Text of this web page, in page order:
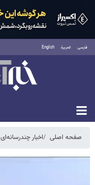
فارسی العربية English
جمعه ۱۶ مرداد ۱۴۰۵
صفحه اصلی اخبار چندرسانه‌ای